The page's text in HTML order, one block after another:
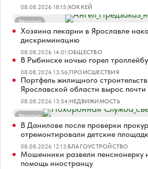
08.08.2026 18:15|ХОККЕЙ
Реклама
Хозяина пекарни в Ярославле
дискриминацию
08.08.2026 14:01|ОБЩЕСТВО
В Рыбинске ночью горел
08.08.2026 13:56|ПРОИСШЕСТВИЯ
Портфель жилищного
Ярославской области вырос почти
08.08.2026 13:54|НЕДВИЖИМОСТЬ
Реклама
В Данилове после проверки
отремонтировали детские
08.08.2026 12:13|БЛАГОУСТРОЙСТВО
Мошенники развели пенсионерку
помощь иностранцу